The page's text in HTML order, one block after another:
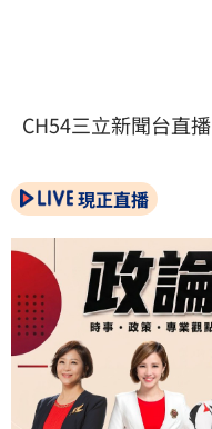
CH54三立新聞台直播
現正直播